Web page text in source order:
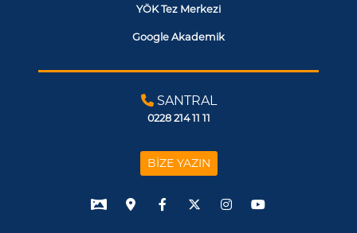
YÖK Tez Merkezi
Google Akademik
SANTRAL
0228 214 11 11
BİZE YAZIN